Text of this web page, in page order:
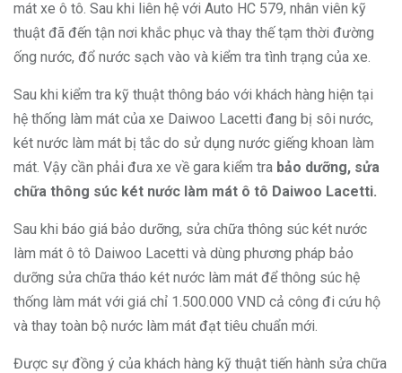
mát xe ô tô. Sau khi liên hệ với Auto HC 579, nhân viên kỹ
thuật đã đến tận nơi khắc phục và thay thế tạm thời đường
ống nước, đổ nước sạch vào và kiểm tra tình trạng của xe.
Sau khi kiểm tra kỹ thuật thông báo với khách hàng hiện tại
hệ thống làm mát của xe Daiwoo Lacetti đang bị sôi nước,
két nước làm mát bị tắc do sử dụng nước giếng khoan làm
mát. Vậy cần phải đưa xe về gara kiểm tra bảo dưỡng, sửa
chữa thông súc két nước làm mát ô tô Daiwoo Lacetti.
Sau khi báo giá bảo dưỡng, sửa chữa thông súc két nước
làm mát ô tô Daiwoo Lacetti và dùng phương pháp bảo
dưỡng sửa chữa tháo két nước làm mát để thông súc hệ
thống làm mát với giá chỉ 1.500.000 VND cả công đi cứu hộ
và thay toàn bộ nước làm mát đạt tiêu chuẩn mới.
Được sự đồng ý của khách hàng kỹ thuật tiến hành sửa chữa